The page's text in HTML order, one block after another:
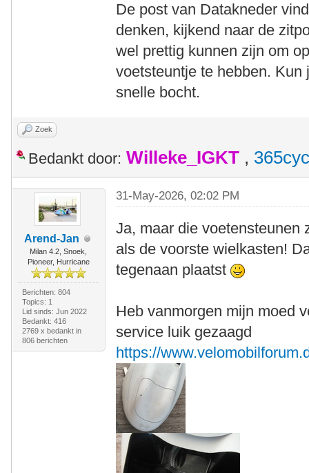
De post van Datakneder
denken, kijkend naar de
wel prettig kunnen zijn om
voetsteuntje te hebben.
snelle bocht.
Zoek
Bedankt door: Willeke_IGKT ,
Arend-Jan
Milan 4.2, Snoek,
Pioneer, Hurricane
Berichten: 804
Topics: 1
Lid sinds: Jun 2022
Bedankt: 416
2769 x bedankt in
806 berichten
31-May-2026, 02:02 PM
Ja, maar die voetensteunen
als de voorste wielkasten!
tegenaan plaatst
Heb vanmorgen mijn moed
service luik gezaagd
https://